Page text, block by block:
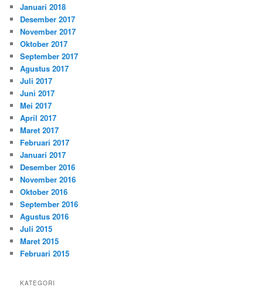
Januari 2018
Desember 2017
November 2017
Oktober 2017
September 2017
Agustus 2017
Juli 2017
Juni 2017
Mei 2017
April 2017
Maret 2017
Februari 2017
Januari 2017
Desember 2016
November 2016
Oktober 2016
September 2016
Agustus 2016
Juli 2015
Maret 2015
Februari 2015
KATEGORI